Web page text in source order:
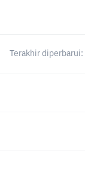
Terakhir diperbarui: